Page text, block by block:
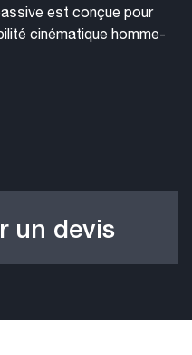
est conçue pour
cinématique homme-
un devis